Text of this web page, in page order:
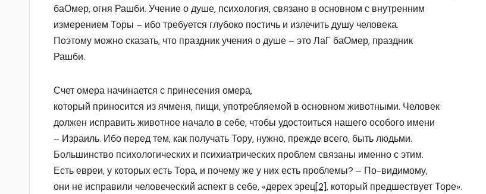
баОмер, огня Рашби. Учение о душе, психология, связано в основном с внутренним
измерением Торы – ибо требуется глубоко постичь и излечить душу человека.
Поэтому можно сказать, что праздник учения о душе – это ЛаГ баОмер, праздник
Рашби.
Счет омера начинается с принесения омера,
который приносится из ячменя, пищи, употребляемой в основном животными. Человек
должен исправить животное начало в себе, чтобы удостоиться нашего особого имени
– Израиль. Ибо перед тем, как получать Тору, нужно, прежде всего, быть людьми.
Большинство психологических и психиатрических проблем связаны именно с этим.
Есть евреи, у которых есть Тора, и почему же у них есть проблемы? – По-видимому,
они не исправили человеческий аспект в себе, «дерех эрец[2], который предшествует Торе».